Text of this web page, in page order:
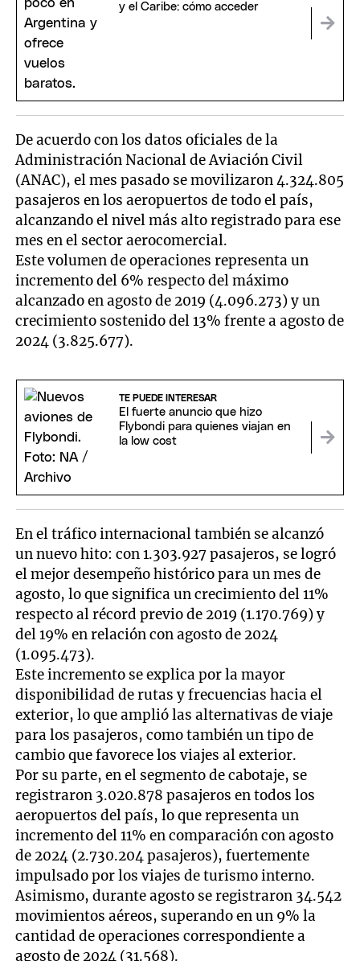
y el Caribe: cómo acceder
De acuerdo con los datos oficiales de la
Administración Nacional de Aviación Civil
(ANAC), el mes pasado se movilizaron 4.324.805
pasajeros en los aeropuertos de todo el país,
alcanzando el nivel más alto registrado para ese
mes en el sector aerocomercial.
Este volumen de operaciones representa un
incremento del 6% respecto del máximo
alcanzado en agosto de 2019 (4.096.273) y un
crecimiento sostenido del 13% frente a agosto de
2024 (3.825.677).
TE PUEDE INTERESAR
El fuerte anuncio que hizo
Flybondi para quienes viajan en
la low cost
En el tráfico internacional también se alcanzó
un nuevo hito: con 1.303.927 pasajeros, se logró
el mejor desempeño histórico para un mes de
agosto, lo que significa un crecimiento del 11%
respecto al récord previo de 2019 (1.170.769) y
del 19% en relación con agosto de 2024
(1.095.473).
Este incremento se explica por la mayor
disponibilidad de rutas y frecuencias hacia el
exterior, lo que amplió las alternativas de viaje
para los pasajeros, como también un tipo de
cambio que favorece los viajes al exterior.
Por su parte, en el segmento de cabotaje, se
registraron 3.020.878 pasajeros en todos los
aeropuertos del país, lo que representa un
incremento del 11% en comparación con agosto
de 2024 (2.730.204 pasajeros), fuertemente
impulsado por los viajes de turismo interno.
Asimismo, durante agosto se registraron 34.542
movimientos aéreos, superando en un 9% la
cantidad de operaciones correspondiente a
agosto de 2024 (31.568).